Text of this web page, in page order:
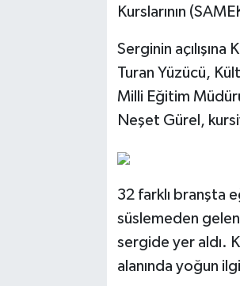
Kurslarının
Serginin açılışına
Turan Yüzücü,
Milli Eğitim
Neşet Gürel,
32 farklı branşta
süslemeden
sergide yer aldı.
alanında yoğun